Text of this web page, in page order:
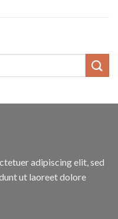
adipiscing elit, sed
ut laoreet dolore